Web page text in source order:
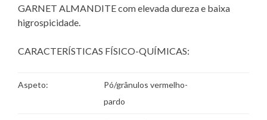
GARNET ALMANDITE com elevada dureza e baixa
higrospicidade.
CARACTERÍSTICAS FÍSICO-QUÍMICAS:
Aspeto:
Pó/grânulos vermelho-
pardo